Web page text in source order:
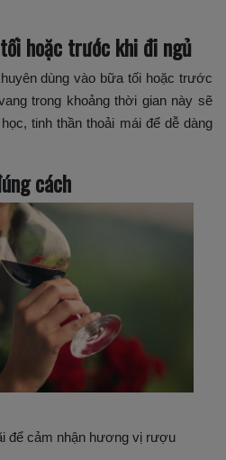
hoặc trước khi đi ngủ
dùng vào bữa tối hoặc trước
trong khoảng thời gian này sẽ
tinh thần thoải mái để dễ dàng
cách
để cảm nhận hương vị rượu